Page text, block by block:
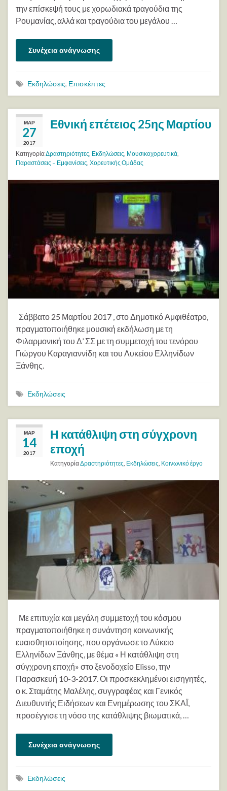
την επίσκεψή τους με χορωδιακά τραγούδια της
Ρουμανίας, αλλά και τραγούδια του μεγάλου …
Συνέχεια ανάγνωσης
Εκδηλώσεις, Επισκέπτες
ΜΑΡ
27
2017
Εθνική επέτειος 25ης Μαρτίου
ΚατηγορίαΔραστηριότητες Εκδηλώσεις Μουσικοχορευτικά
Παραστάσεις – Εμφανίσεις Χορευτικής Ομάδας
Σάββατο 25 Μαρτίου 2017 , στο Δημοτικό Αμφιθέατρο,
πραγματοποιήθηκε μουσική εκδήλωση με τη
Φιλαρμονική του Δ’ ΣΣ με τη συμμετοχή του τενόρου
Γιώργου Καραγιαννίδη και του Λυκείου Ελληνίδων
Ξάνθης.
Εκδηλώσεις
ΜΑΡ
14
2017
Η κατάθλιψη στη σύγχρονη
εποχή
ΚατηγορίαΔραστηριότητες, Εκδηλώσεις, Κοινωνικό έργο
Με επιτυχία και μεγάλη συμμετοχή του κόσμου
πραγματοποιήθηκε η συνάντηση κοινωνικής
ευαισθητοποίησης, που οργάνωσε το Λύκειο
Ελληνίδων Ξάνθης, με θέμα « Η κατάθλιψη στη
σύγχρονη εποχή» στο ξενοδοχείο Elisso, την
Παρασκευή 10-3-2017. Οι προσκεκλημένοι εισηγητές,
ο κ. Σταμάτης Μαλέλης, συγγραφέας και Γενικός
Διευθυντής Ειδήσεων και Ενημέρωσης του ΣΚΑΪ,
προσέγγισε τη νόσο της κατάθλιψης βιωματικά, …
Συνέχεια ανάγνωσης
Εκδηλώσεις